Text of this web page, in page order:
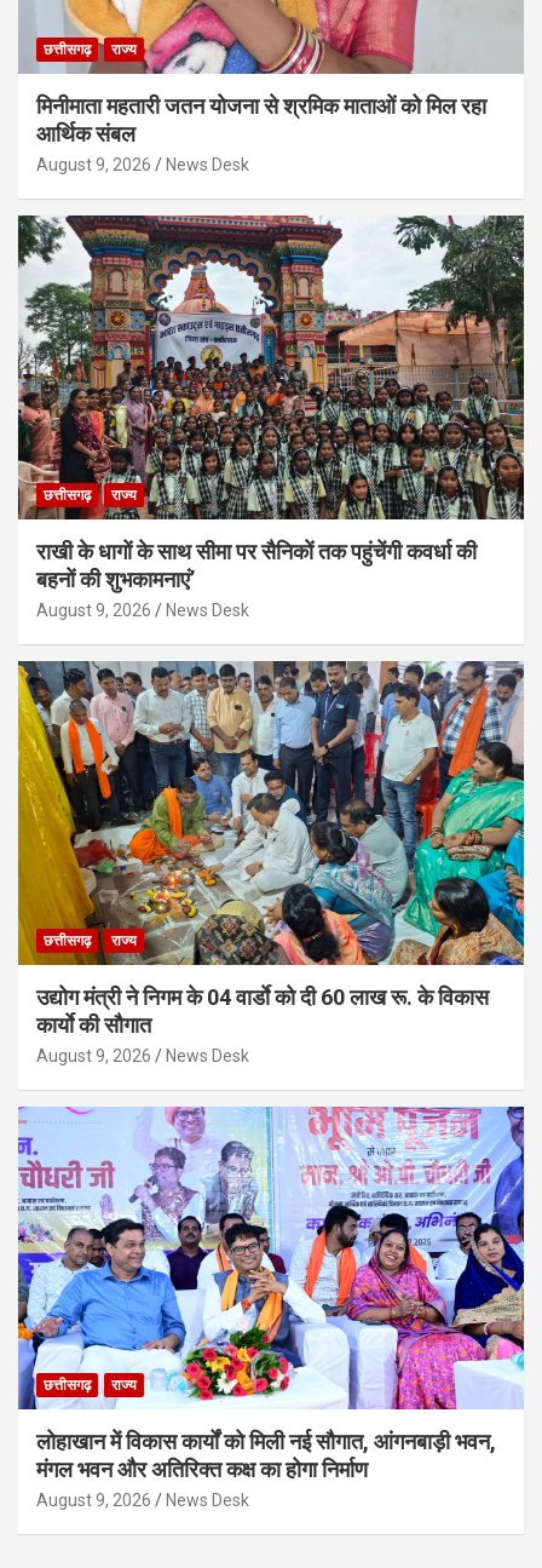
छत्तीसगढ़ राज्य
मिनीमाता महतारी जतन योजना से श्रमिक माताओं को मिल रहा
आर्थिक संबल
August 9, 2026 News Desk
छत्तीसगढ़ राज्य
राखी के धागों के साथ सीमा पर सैनिकों तक पहुंचेंगी कवर्धा की
बहनों की शुभकामनाएं’
August 9, 2026 News Desk
छत्तीसगढ़ राज्य
उद्योग मंत्री ने निगम के 04 वार्डाे को दी 60 लाख रू. के विकास
कार्याे की सौगात
August 9, 2026 News Desk
छत्तीसगढ़ राज्य
लोहाखान में विकास कार्यों को मिली नई सौगात, आंगनबाड़ी भवन,
मंगल भवन और अतिरिक्त कक्ष का होगा निर्माण
August 9, 2026 News Desk